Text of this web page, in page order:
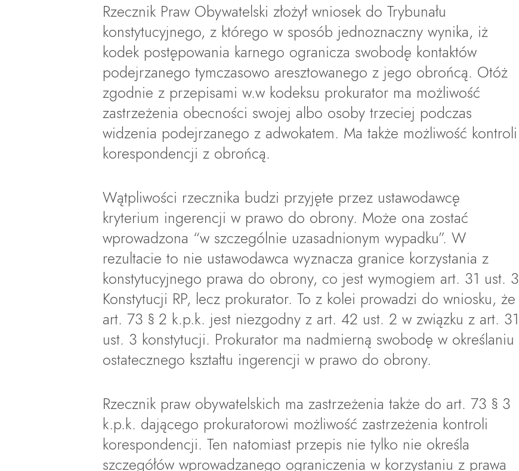
Rzecznik Praw Obywatelski złożył wniosek do Trybunału
konstytucyjnego, z którego w sposób jednoznaczny wynika, iż
kodek postępowania karnego ogranicza swobodę kontaktów
podejrzanego tymczasowo aresztowanego z jego obrońcą. Otóż
zgodnie z przepisami w.w kodeksu prokurator ma możliwość
zastrzeżenia obecności swojej albo osoby trzeciej podczas
widzenia podejrzanego z adwokatem. Ma także możliwość kontroli
korespondencji z obrońcą.
Wątpliwości rzecznika budzi przyjęte przez ustawodawcę
kryterium ingerencji w prawo do obrony. Może ona zostać
wprowadzona “w szczególnie uzasadnionym wypadku”. W
rezultacie to nie ustawodawca wyznacza granice korzystania z
konstytucyjnego prawa do obrony, co jest wymogiem art. 31 ust. 3
Konstytucji RP, lecz prokurator. To z kolei prowadzi do wniosku, że
art. 73 § 2 k.p.k. jest niezgodny z art. 42 ust. 2 w związku z art. 31
ust. 3 konstytucji. Prokurator ma nadmierną swobodę w określaniu
ostatecznego kształtu ingerencji w prawo do obrony.
Rzecznik praw obywatelskich ma zastrzeżenia także do art. 73 § 3
k.p.k. dającego prokuratorowi możliwość zastrzeżenia kontroli
korespondencji. Ten natomiast przepis nie tylko nie określa
szczegółów wprowadzanego ograniczenia w korzystaniu z prawa